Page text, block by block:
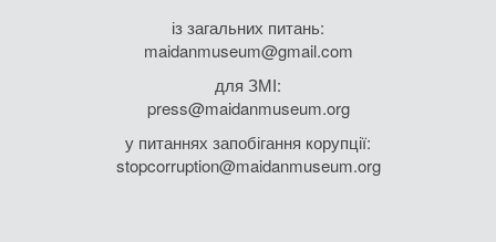
із загальних питань:
maidanmuseum@gmail.com
для ЗМІ:
press@maidanmuseum.org
у питаннях запобігання корупції:
stopcorruption@maidanmuseum.org